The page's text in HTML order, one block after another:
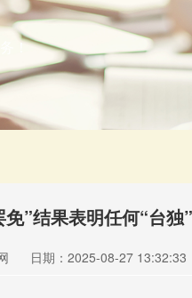
！
”结果表明任何“台独
日期：2025-08-27 13:32:33